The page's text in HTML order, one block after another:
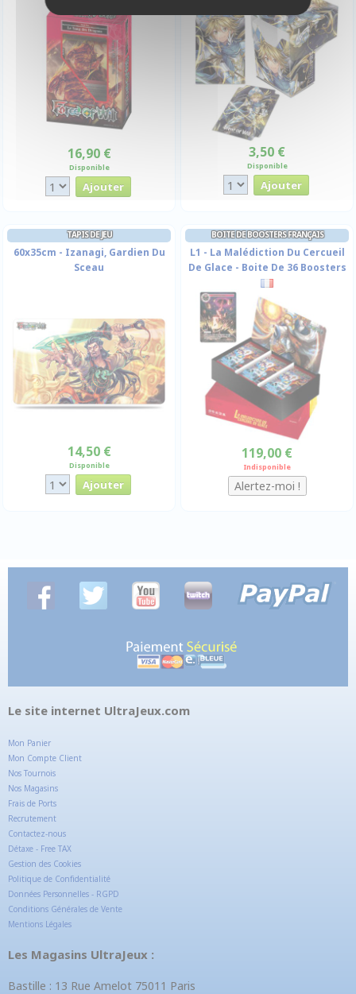
16,90 €
Disponible
3,50 €
Disponible
TAPIS DE JEU
60x35cm - Izanagi, Gardien Du
Sceau
14,50 €
Disponible
BOITE DE BOOSTERS FRANÇAIS
L1 - La Malédiction Du Cercueil
De Glace - Boite De 36 Boosters
119,00 €
Indisponible
Le site internet UltraJeux.com
Mon Panier
Mon Compte Client
Nos Tournois
Nos Magasins
Frais de Ports
Recrutement
Contactez-nous
Détaxe - Free TAX
Gestion des Cookies
Politique de Confidentialité
Données Personnelles - RGPD
Conditions Générales de Vente
Mentions Légales
Les Magasins UltraJeux :
Bastille : 13 Rue Amelot 75011 Paris